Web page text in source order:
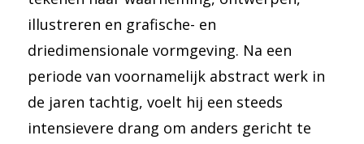
illustreren en grafische- en
driedimensionale vormgeving. Na een
periode van voornamelijk abstract werk in
de jaren tachtig, voelt hij een steeds
intensievere drang om anders gericht te